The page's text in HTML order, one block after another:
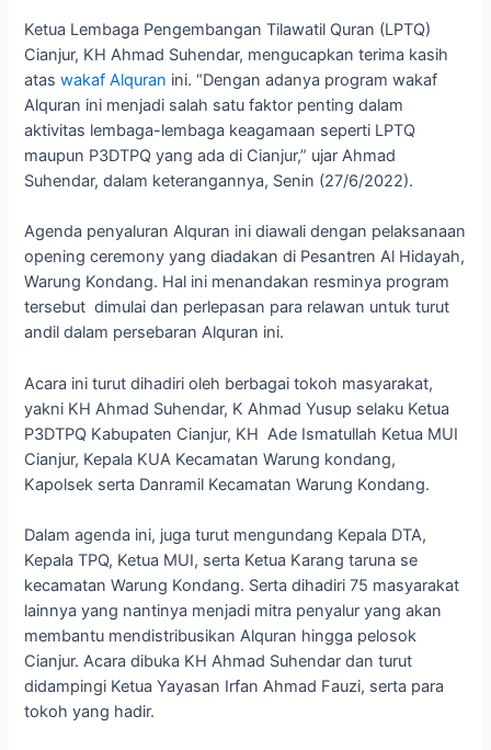
Ketua Lembaga Pengembangan Tilawatil Quran (LPTQ)
Cianjur, KH Ahmad Suhendar, mengucapkan terima kasih
atas wakaf Alquran ini. “Dengan adanya program wakaf
Alquran ini menjadi salah satu faktor penting dalam
aktivitas lembaga-lembaga keagamaan seperti LPTQ
maupun P3DTPQ yang ada di Cianjur,” ujar Ahmad
Suhendar, dalam keterangannya, Senin (27/6/2022).
Agenda penyaluran Alquran ini diawali dengan pelaksanaan
opening ceremony yang diadakan di Pesantren Al Hidayah,
Warung Kondang. Hal ini menandakan resminya program
tersebut dimulai dan perlepasan para relawan untuk turut
andil dalam persebaran Alquran ini.
Acara ini turut dihadiri oleh berbagai tokoh masyarakat,
yakni KH Ahmad Suhendar, K Ahmad Yusup selaku Ketua
P3DTPQ Kabupaten Cianjur, KH Ade Ismatullah Ketua MUI
Cianjur, Kepala KUA Kecamatan Warung kondang,
Kapolsek serta Danramil Kecamatan Warung Kondang.
Dalam agenda ini, juga turut mengundang Kepala DTA,
Kepala TPQ, Ketua MUI, serta Ketua Karang taruna se
kecamatan Warung Kondang. Serta dihadiri 75 masyarakat
lainnya yang nantinya menjadi mitra penyalur yang akan
membantu mendistribusikan Alquran hingga pelosok
Cianjur. Acara dibuka KH Ahmad Suhendar dan turut
didampingi Ketua Yayasan Irfan Ahmad Fauzi, serta para
tokoh yang hadir.